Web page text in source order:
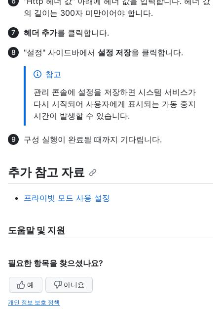
의 길이는 300자 미만이어야 합니다.
헤더 추가를 클릭합니다.
"설정" 사이드바에서 설정 저장을 클릭합니다.
참고
관리 콘솔에 설정을 저장하면 시스템 서비스가
다시 시작되어 사용자에게 표시되는 가동 중지
시간이 발생할 수 있습니다.
구성 실행이 완료될 때까지 기다립니다.
추가 참고 자료
프라이빗 모드 사용 설정
도움말 및 지원
필요한 항목을 찾으셨나요?
예 아니요
개인 정보 보호 정책